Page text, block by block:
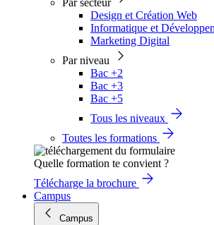
Par secteur
Design et Création Web
Informatique et
Marketing Digital
Par niveau
Bac +2
Bac +3
Bac +5
Tous les niveaux
Toutes les formations
Quelle formation te convient ?
Télécharge la brochure
Campus
Campus